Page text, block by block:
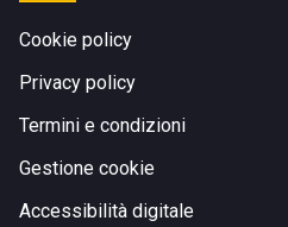
Cookie policy
Privacy policy
Termini e condizioni
Gestione cookie
Accessibilità digitale